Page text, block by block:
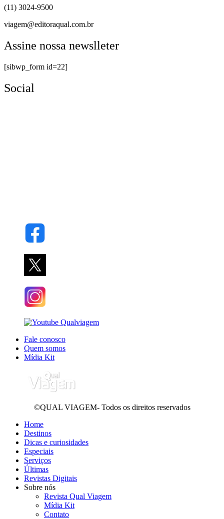
(11) 3024-9500
viagem@editoraqual.com.br
Assine nossa newslleter
[sibwp_form id=22]
Social
Fale conosco
Quem somos
Mídia Kit
©QUAL VIAGEM- Todos os direitos reservados
Home
Destinos
Dicas e curiosidades
Especiais
Serviços
Últimas
Revistas Digitais
Sobre nós
Revista Qual Viagem
Mídia Kit
Contato